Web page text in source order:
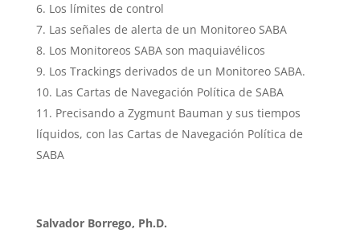
Los límites de control
Las señales de alerta de un Monitoreo SABA
Los Monitoreos SABA son maquiavélicos
Los Trackings derivados de un Monitoreo SABA.
Las Cartas de Navegación Política de SABA
Precisando a Zygmunt Bauman y sus tiempos
líquidos, con las Cartas de Navegación Política de
SABA
Salvador Borrego, Ph.D.